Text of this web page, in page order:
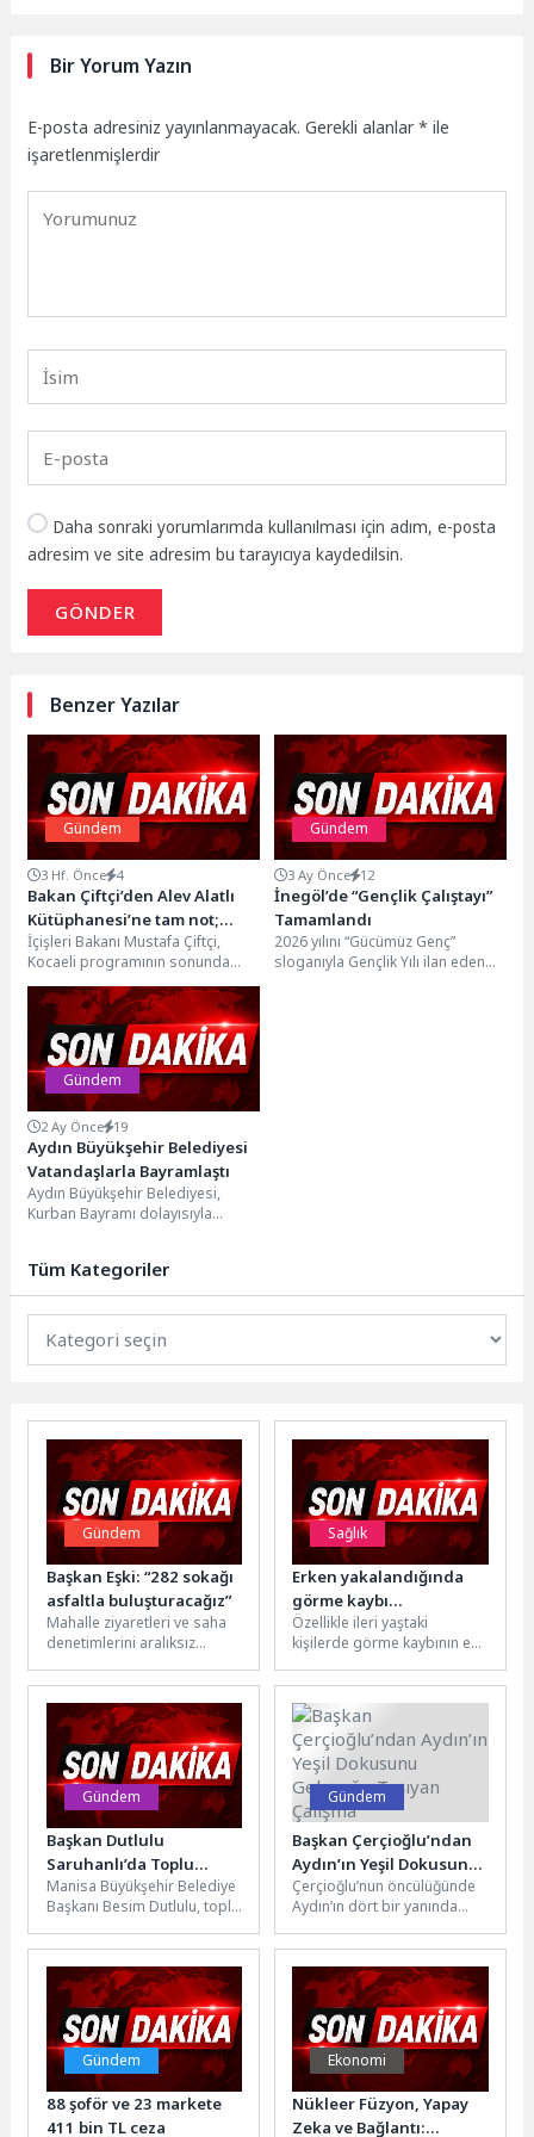
Bir Yorum Yazın
E-posta adresiniz yayınlanmayacak. Gerekli alanlar* ile
işaretlenmişlerdir
Daha sonraki yorumlarımda kullanılması için adım, e-posta
adresim ve site adresim bu tarayıcıya kaydedilsin.
GÖNDER
Benzer Yazılar
Gündem
3 Hf. Önce 4
Bakan Çiftçi’den Alev Alatlı
Kütüphanesi’ne tam not;
“Yeter ki siz okuyun, çalışın”
İçişleri Bakanı Mustafa Çiftçi,
Kocaeli programının sonunda
ziyaret ettiği Alev Alatlı
Kütüphanesi’nde gençlerle bir
araya...
Gündem
3 Ay Önce 12
İnegöl’de “Gençlik Çalıştayı”
Tamamlandı
2026 yılını “Gücümüz Genç”
sloganıyla Gençlik Yılı ilan eden
Gündem
2 Ay Önce 19
Aydın Büyükşehir Belediyesi
Vatandaşlarla Bayramlaştı
Aydın Büyükşehir Belediyesi,
Kurban Bayramı dolayısıyla
ikram ederek...
Tüm Kategoriler
Gündem
Başkan Eşki: “282 sokağı
asfaltla buluşturacağız”
Mahalle ziyaretleri ve saha
denetimlerini aralıksız
Başkanı Ömer Eşki, bu kez
Çamdibi’nin...
Sağlık
Erken yakalandığında
görme kaybı
korunabiliyor, hatta…
Özellikle ileri yaştaki
kişilerde görme kaybının en
gösterilen sarı nokta
hastalığı dünya...
Gündem
Başkan Dutlulu
Saruhanlı’da Toplu
Ulaşım Esnafıyla Buluştu
Manisa Büyükşehir Belediye
Başkanı Besim Dutlulu, toplu
gelerek sektörün taleplerini
dinledi....
Gündem
Başkan Çerçioğlu’ndan
Aydın’ın Yeşil Dokusunu
Geleceğe Taşıyan
Çalışma
Çerçioğlu’nun öncülüğünde
Aydın’ın dört bir yanında
devam ediyor.Aydın
Büyükşehir Belediyesi Park
ve...
Gündem
88 şoför ve 23 markete
411 bin TL ceza
Ekonomi
Nükleer Füzyon, Yapay
Zeka ve Bağlantı: